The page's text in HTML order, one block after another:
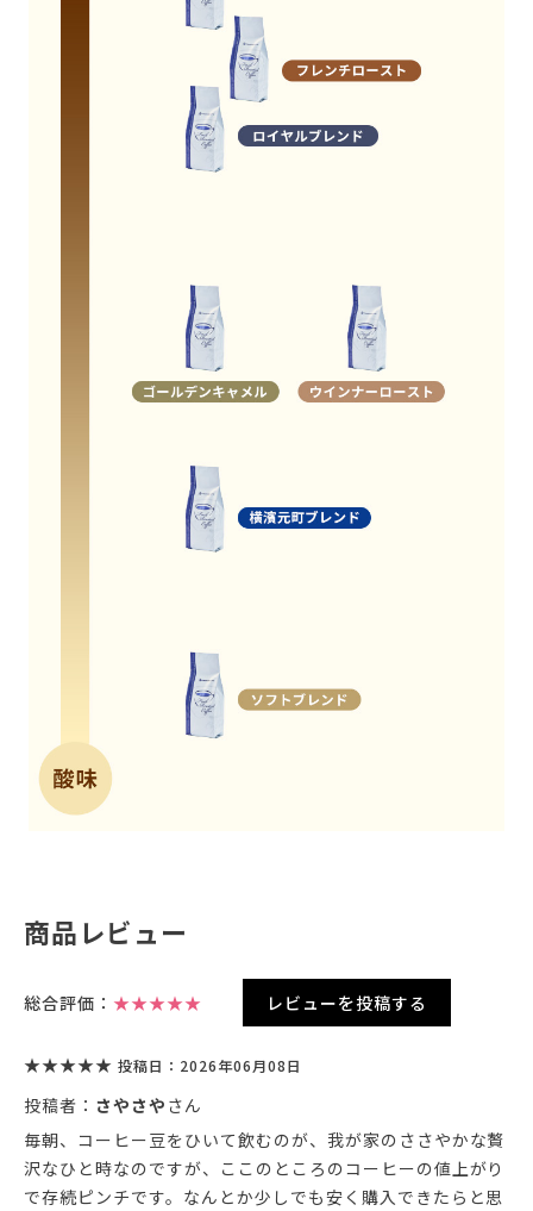
商品レビュー
総合評価： ★★★★★ レビューを投稿する
★★★★★ 投稿日：2026年06月08日
投稿者： さやさや さん
毎朝、コーヒー豆をひいて飲むのが、我が家のささやかな贅
沢なひと時なのですが、ここのところのコーヒーの値上がり
で存続ピンチです。なんとか少しでも安く購入できたらと思